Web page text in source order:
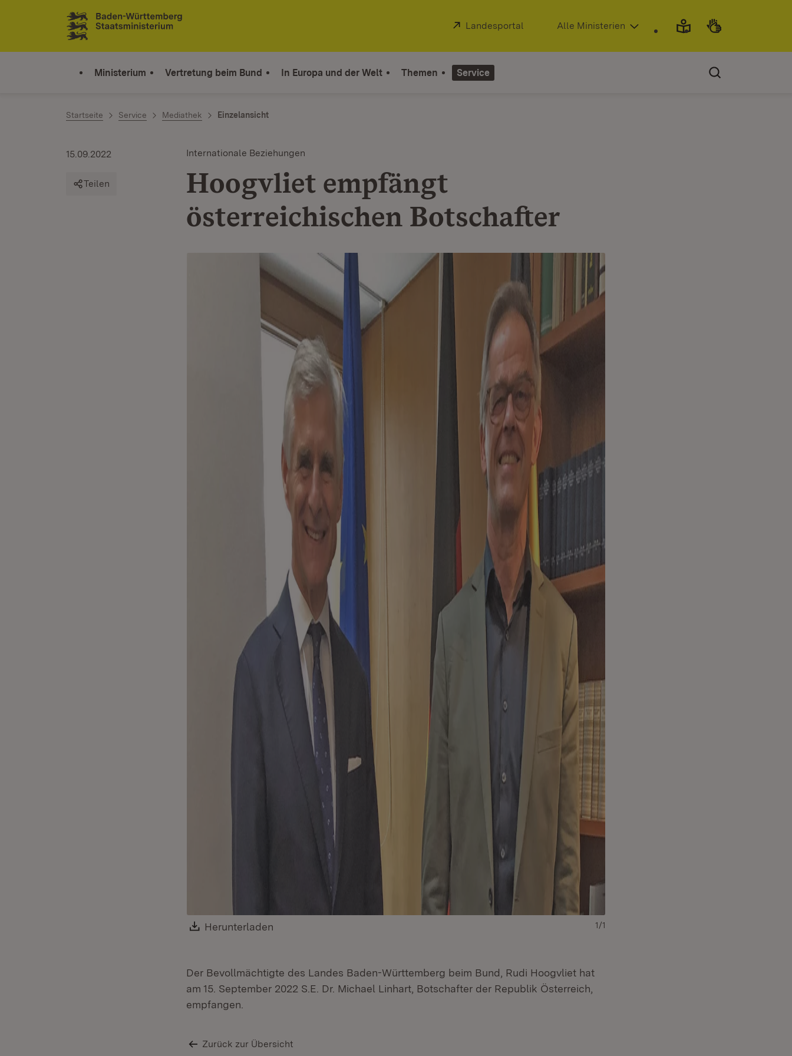
Zum Inhalt springen
Link zur Startseite
Extern:
Landesportal (Öffnet in neuem Fenster)
Alle Ministerien
Ministerium Vertretung beim Bund In Europa und der Welt Themen Service
Startseite Service Mediathek Einzelansicht
Internationale Beziehungen
Hoogvliet empfängt
österreichischen Botschafter
15.09.2022
Teilen
Download:
Herunterladen 1/1
Der Bevollmächtigte des Landes Baden-Württemberg beim Bund, Rudi Hoogvliet hat
am 15. September 2022 S.E. Dr. Michael Linhart, Botschafter der Republik Österreich,
empfangen.
Zurück zur Übersicht